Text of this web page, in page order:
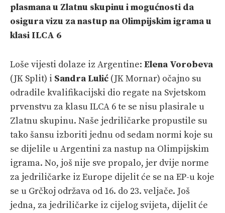
plasmana u Zlatnu skupinu i mogućnosti da
osigura vizu za nastup na Olimpijskim igrama u
klasi ILCA 6
Loše vijesti dolaze iz Argentine: Elena Vorobeva
(JK Split) i Sandra Lulić (JK Mornar) očajno su
odradile kvalifikacijski dio regate na Svjetskom
prvenstvu za klasu ILCA 6 te se nisu plasirale u
Zlatnu skupinu. Naše jedriličarke propustile su
tako šansu izboriti jednu od sedam normi koje su
se dijelile u Argentini za nastup na Olimpijskim
igrama. No, još nije sve propalo, jer dvije norme
za jedriličarke iz Europe dijelit će se na EP-u koje
se u Grčkoj održava od 16. do 23. veljače. Još
jedna, za jedriličarke iz cijelog svijeta, dijelit će